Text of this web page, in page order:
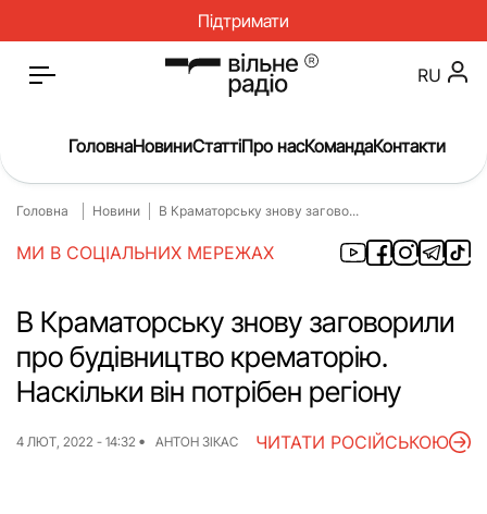
Підтримати
Головна
Новини
Окупація
Про нас
Війна
Гроші
Освіта
Інструкції
Медицина
ЖКГ
Історія
RU
ГоловнаНовиниСтаттіПро насКомандаКонтакти
Головна Новини В Краматорську знову загово...
МИ В СОЦІАЛЬНИХ МЕРЕЖАХ
В Краматорську знову заговорили
про будівництво крематорію.
Наскільки він потрібен регіону
4 ЛЮТ, 2022 - 14:32 АНТОН ЗІКАС ЧИТАТИ РОСІЙСЬКОЮ